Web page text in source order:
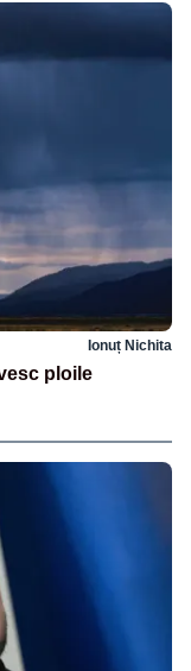
Ionuț Nichita
ploile